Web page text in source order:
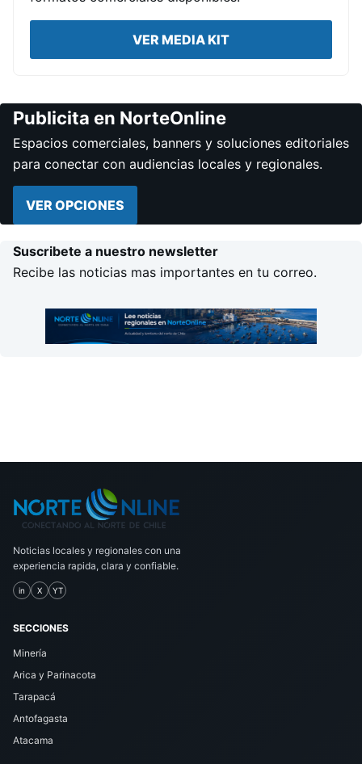
VER MEDIA KIT
Publicita en NorteOnline
Espacios comerciales, banners y soluciones editoriales
para conectar con audiencias locales y regionales.
VER OPCIONES
Suscribete a nuestro newsletter
Recibe las noticias mas importantes en tu correo.
Noticias locales y regionales con una
experiencia rapida, clara y confiable.
in X YT
SECCIONES
Minería
Arica y Parinacota
Tarapacá
Antofagasta
Atacama